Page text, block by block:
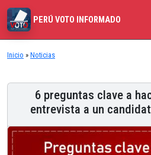
PERÚ VOTO INFORMADO
Inicio » Noticias
6 preguntas clave a
entrevista a un